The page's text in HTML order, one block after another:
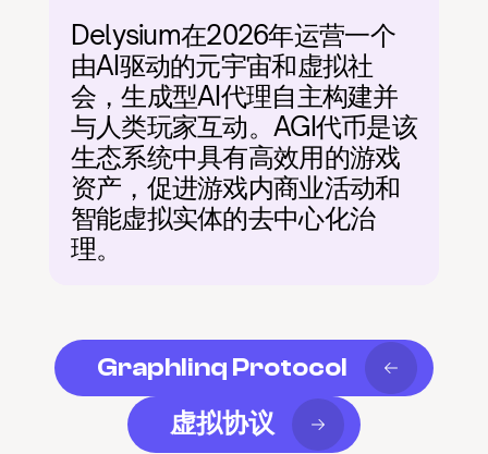
Delysium在2026年运营一个
由AI驱动的元宇宙和虚拟社
会，生成型AI代理自主构建并
与人类玩家互动。AGI代币是该
生态系统中具有高效用的游戏
资产，促进游戏内商业活动和
智能虚拟实体的去中心化治
理。
Graphlinq Protocol
虚拟协议